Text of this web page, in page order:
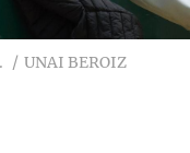
UNAI BEROIZ